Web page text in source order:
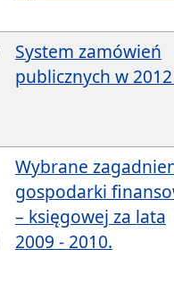
System zamówień
publicznych w
Wybrane
gospodarki
– księgowej za lata
2009 - 2010.